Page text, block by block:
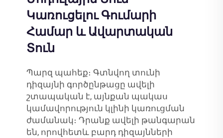
Կառուցելու Գումարի
Համար և Ավարտական
Տուն
Պարզ պահեք։ Գտնվող տունի
դիզայնի գործընթացը ավելի
շտապական է, այնքան պակաս
կամավորություն կլինի կառուցման
ժամանակ։ Դրանք ավելի թանգարան
են, որովհետև բարդ դիզայնների